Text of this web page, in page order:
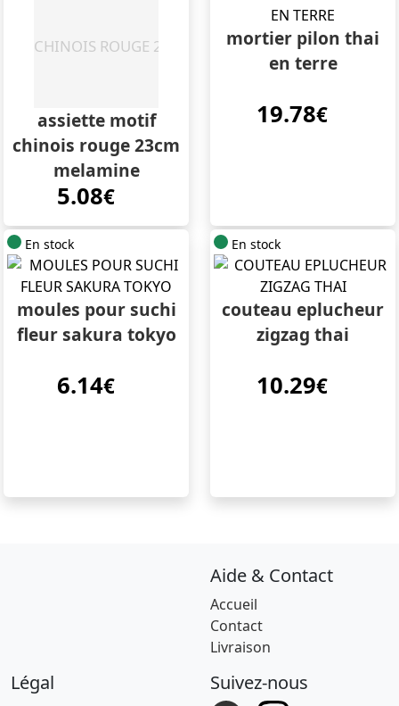
assiette motif
chinois rouge 23cm
melamine
5.08€
mortier pilon thai
en terre
19.78€
En stock
moules pour suchi
fleur sakura tokyo
6.14€
En stock
couteau eplucheur
zigzag thai
10.29€
Aide & Contact
Accueil
Contact
Livraison
Légal Suivez-nous